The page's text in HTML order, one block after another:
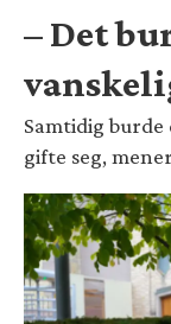
– Det
Samtidig burde
gifte seg,